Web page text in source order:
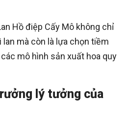
Hồ điệp Cấy Mô không chỉ
mà còn là lựa chọn tiềm
mô hình sản xuất hoa quy
lý tưởng của